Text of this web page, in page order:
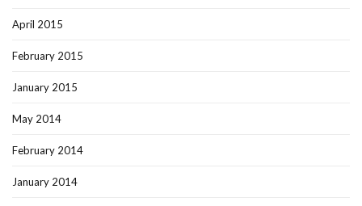
April 2015
February 2015
January 2015
May 2014
February 2014
January 2014